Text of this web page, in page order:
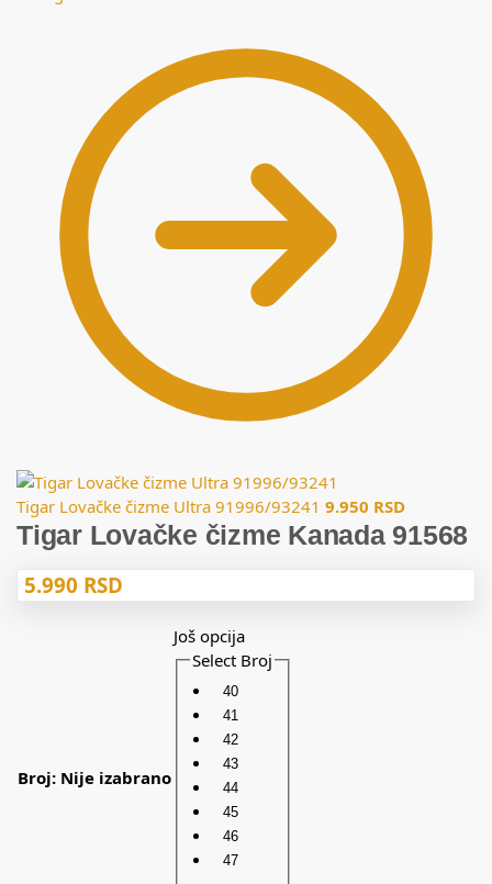
Tigar Lovačke čizme Ultra 91996/93241 9.950 RSD
Tigar Lovačke čizme Kanada 91568
5.990 RSD
Broj: Nije izabrano
Još opcija
Select Broj
40
41
42
43
44
45
46
47